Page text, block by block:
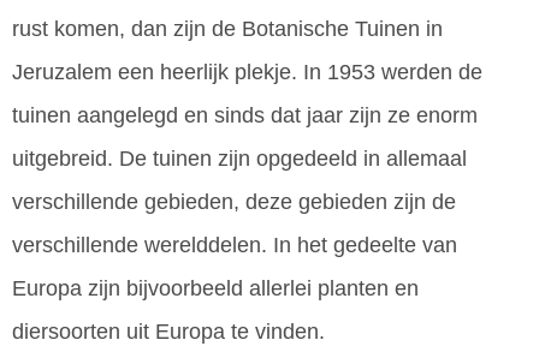
rust komen, dan zijn de Botanische Tuinen in
Jeruzalem een heerlijk plekje. In 1953 werden de
tuinen aangelegd en sinds dat jaar zijn ze enorm
uitgebreid. De tuinen zijn opgedeeld in allemaal
verschillende gebieden, deze gebieden zijn de
verschillende werelddelen. In het gedeelte van
Europa zijn bijvoorbeeld allerlei planten en
diersoorten uit Europa te vinden.